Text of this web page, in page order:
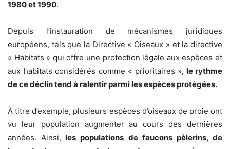
1980 et 1990.
Depuis l’instauration de mécanismes juridiques
européens, tels que la Directive « Oiseaux » et la directive
« Habitats » qui offre une protection légale aux espèces et
aux habitats considérés comme « prioritaires », le rythme
de ce déclin tend à ralentir parmi les espèces protégées.
À titre d’exemple, plusieurs espèces d’oiseaux de proie ont
vu leur population augmenter au cours des dernières
années. Ainsi, les populations de faucons pèlerins, de